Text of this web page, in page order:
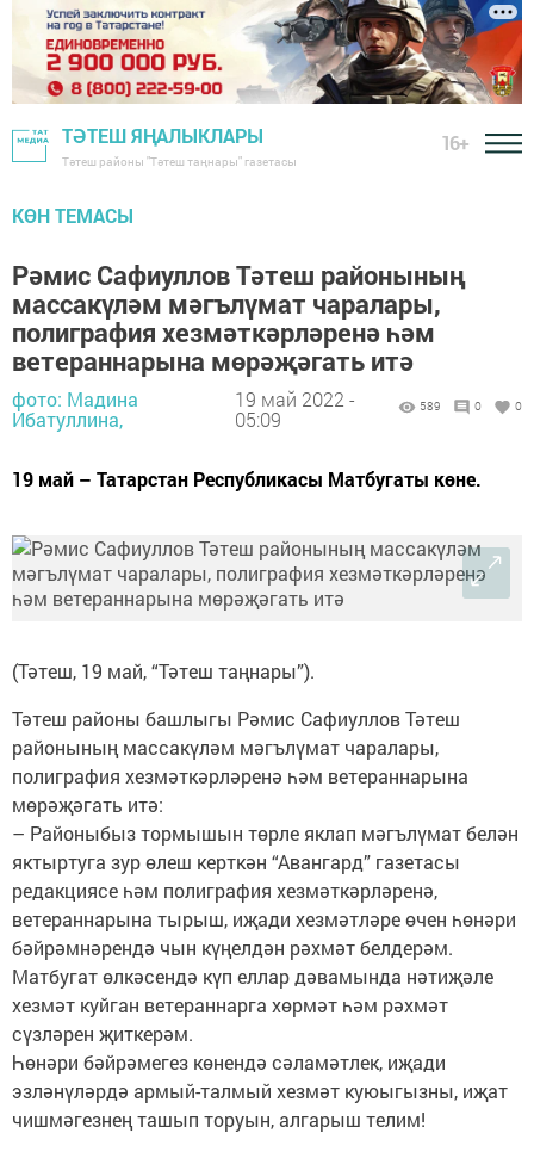
ТӘТЕШ ЯҢАЛЫКЛАРЫ
Тәтеш районы "Тәтеш таңнары" газетасы
16+
КӨН ТЕМАСЫ
Рәмис Сафиуллов Тәтеш районының
массакүләм мәгълүмат чаралары,
полиграфия хезмәткәрләренә һәм
ветераннарына мөрәҗәгать итә
фото: Мадина
Ибатуллина,
19 май 2022 -
05:09
589 0 0
19 май – Татарстан Республикасы Матбугаты көне.
(Тәтеш, 19 май, “Тәтеш таңнары”).
Тәтеш районы башлыгы Рәмис Сафиуллов Тәтеш
районының массакүләм мәгълүмат чаралары,
полиграфия хезмәткәрләренә һәм ветераннарына
мөрәҗәгать итә:
– Районыбыз тормышын төрле яклап мәгълүмат белән
яктыртуга зур өлеш керткән “Авангард” газетасы
редакциясе һәм полиграфия хезмәткәрләренә,
ветераннарына тырыш, иҗади хезмәтләре өчен һөнәри
бәйрәмнәрендә чын күңелдән рәхмәт белдерәм.
Матбугат өлкәсендә күп еллар дәвамында нәтиҗәле
хезмәт куйган ветераннарга хөрмәт һәм рәхмәт
сүзләрен җиткерәм.
Һөнәри бәйрәмегез көнендә сәламәтлек, иҗади
эзләнүләрдә армый-талмый хезмәт куюыгызны, иҗат
чишмәгезнең ташып торуын, алгарыш телим!